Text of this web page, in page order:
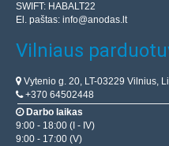
SWIFT: HABALT22
El. paštas: info@anodas.lt
Vilniaus
Vytenio g. 20, LT-03229 Vilnius,
+370 64502448
Darbo laikas
9:00 - 18:00 (I - IV)
9:00 - 17:00 (V)